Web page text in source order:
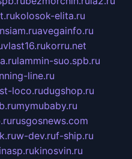
kolosok-elita.ru
avegainfo.ru
vlast16.rukorru.net
lammin-suo.spb.ru
line.ru
loco.rudugshop.ru
mymubaby.ru
rusgosnews.com
w-dev.ruf-ship.ru
kinosvin.ru